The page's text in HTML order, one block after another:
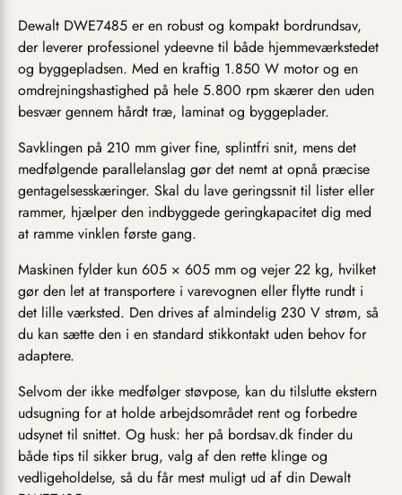
Dewalt DWE7485 er en robust og kompakt bordrundsav,
der leverer professionel ydeevne til både hjemmeværkstedet
og byggepladsen. Med en kraftig 1.850 W motor og en
omdrejningshastighed på hele 5.800 rpm skærer den uden
besvær gennem hårdt træ, laminat og byggeplader.
Savklingen på 210 mm giver fine, splintfri snit, mens det
medfølgende parallelanslag gør det nemt at opnå præcise
gentagelsesskæringer. Skal du lave geringssnit til lister eller
rammer, hjælper den indbyggede geringkapacitet dig med
at ramme vinklen første gang.
Maskinen fylder kun 605 × 605 mm og vejer 22 kg, hvilket
gør den let at transportere i varevognen eller flytte rundt i
det lille værksted. Den drives af almindelig 230 V strøm, så
du kan sætte den i en standard stikkontakt uden behov for
adaptere.
Selvom der ikke medfølger støvpose, kan du tilslutte ekstern
udsugning for at holde arbejdsområdet rent og forbedre
udsynet til snittet. Og husk: her på bordsav.dk finder du
både tips til sikker brug, valg af den rette klinge og
vedligeholdelse, så du får mest muligt ud af din Dewalt